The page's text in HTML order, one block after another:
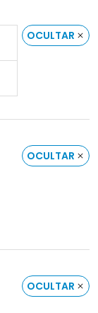
OCULTAR
OCULTAR
OCULTAR